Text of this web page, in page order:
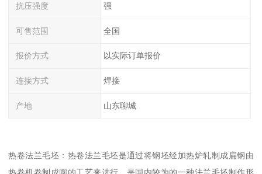
抗压强度 强
可售范围 全国
报价方式 以实际订单报价
连接方式 焊接
产地 山东聊城
热卷法兰毛坯：热卷法兰毛坯是通过将钢坯经加热炉轧制成扁钢由
热卷机卷制成圆的工艺来进行，是国内较为的一种法兰毛坯制作形